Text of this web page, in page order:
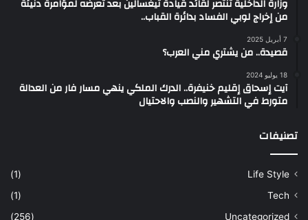
وزارة الداخلية تنتصر لقائد قيادة تيغسالين بعد تعرضه لمؤامرة دنيئة
من إخراج لوبي الفساد بدائرة القباب..
7 أبريل 2025
قصيدة.. من يشتري مني العرب؟
18 يوليو 2024
آيت إسحاق إقليم خنيفرة.. الدرك الملكي ينهي مسار فار من العدالة
متورط في التشهير والنصب والاحتيال
تصنيفات
Life Style
(1)
Tech
(1)
Uncategorized
(256)